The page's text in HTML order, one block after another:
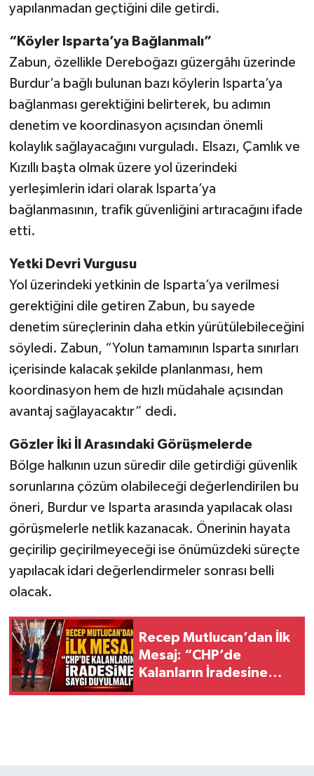
yapılanmadan geçtiğini dile getirdi.
“Köyler Isparta’ya Bağlanmalı”
Zabun, özellikle Dereboğazı güzergâhı üzerinde
Burdur’a bağlı bulunan bazı köylerin Isparta’ya
bağlanması gerektiğini belirterek, bu adımın
denetim ve koordinasyon açısından önemli
kolaylık sağlayacağını vurguladı. Elsazı, Çamlık ve
Kızıllı başta olmak üzere yol üzerindeki
yerleşimlerin idari olarak Isparta’ya
bağlanmasının, trafik güvenliğini artıracağını ifade
etti.
Yetki Devri Vurgusu
Yol üzerindeki yetkinin de Isparta’ya verilmesi
gerektiğini dile getiren Zabun, bu sayede
denetim süreçlerinin daha etkin yürütülebileceğini
söyledi. Zabun, “Yolun tamamının Isparta sınırları
içerisinde kalacak şekilde planlanması, hem
koordinasyon hem de hızlı müdahale açısından
avantaj sağlayacaktır” dedi.
Gözler İki İl Arasındaki Görüşmelerde
Bölge halkının uzun süredir dile getirdiği güvenlik
sorunlarına çözüm olabileceği değerlendirilen bu
öneri, Burdur ve Isparta arasında yapılacak olası
görüşmelerle netlik kazanacak. Önerinin hayata
geçirilip geçirilmeyeceği ise önümüzdeki süreçte
yapılacak idari değerlendirmeler sonrası belli
olacak.
Recep Mutlucan’dan İlk
Mesaj: “CHP’de
Kalanların İradesine